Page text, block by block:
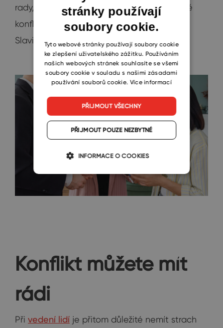
rady, nehodnoťte, vyhýbejte se potenciálně
konfliktním tématům jako „Sparta versus
Slavia“ nebo „očkovat či neočkovat“.
Konflikt můžete mít
rádi
Při vedení lidí je přitom důležité nemít strach
ENGLISH
CZECH
SLOVAK
stránky používají
soubory cookie.
Tyto webové stránky používají soubory cookie
ke zlepšení uživatelského zážitku. Používáním
našich webových stránek souhlasíte se všemi
soubory cookie v souladu s našimi zásadami
používání souborů cookie. Více informací
PŘIJMOUT VŠECHNY
PŘIJMOUT POUZE NEZBYTNÉ
INFORMACE O COOKIES